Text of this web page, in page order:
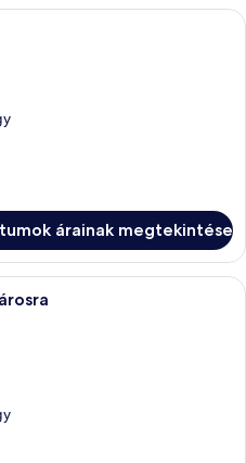
Egy kétágyas szoba, íróasztallal és
árainak megtekintése
Egy szállodai szoba, amelyben egy